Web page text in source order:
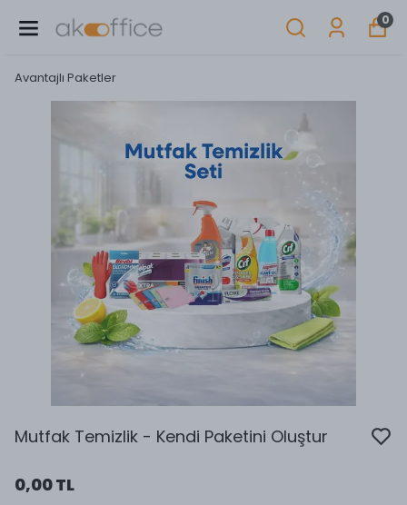
0
Avantajlı Paketler
Mutfak Temizlik - Kendi Paketini Oluştur
0,00 TL